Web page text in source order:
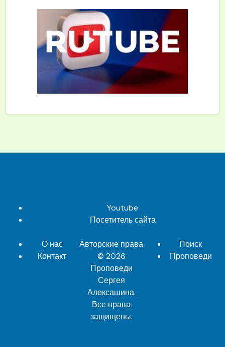
Youtube
Посетитель сайта
О нас
Контакт
Авторские права
© 2026
Проповеди
Сергея
Алексашина.
Все права
защищены.
Поиск
Проповеди